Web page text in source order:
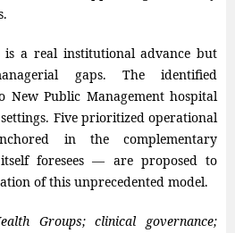
is a real institutional advance but
gaps. The identified
New Public Management hospital
Five prioritized operational
in the complementary
foresees — are proposed to
of this unprecedented model.
Groups; clinical governance;